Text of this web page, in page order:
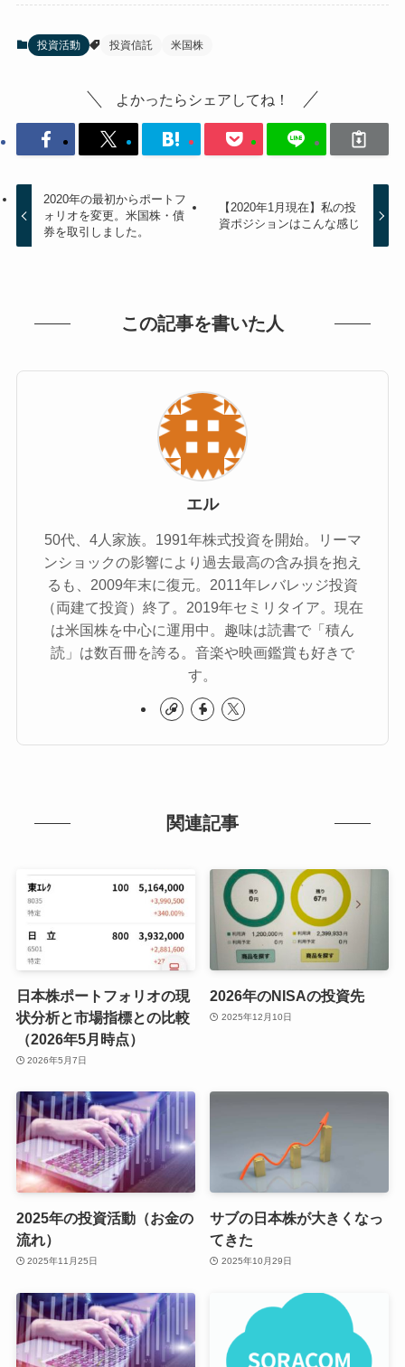
投資活動 投資信託 米国株
よかったらシェアしてね！
2020年の最初からポートフ
ォリオを変更。米国株・債
券を取引しました。
【2020年1月現在】私の投
資ポジションはこんな感じ
この記事を書いた人
エル
50代、4人家族。1991年株式投資を開始。リーマ
ンショックの影響により過去最高の含み損を抱え
るも、2009年末に復元。2011年レバレッジ投資
（両建て投資）終了。2019年セミリタイア。現在
は米国株を中心に運用中。趣味は読書で「積ん
読」は数百冊を誇る。音楽や映画鑑賞も好きで
す。
関連記事
日本株ポートフォリオの現
状分析と市場指標との比較
（2026年5月時点）
2026年5月7日
2026年のNISAの投資先
2025年12月10日
2025年の投資活動（お金の
流れ）
2025年11月25日
サブの日本株が大きくなっ
てきた
2025年10月29日